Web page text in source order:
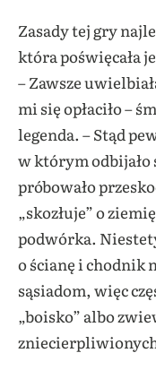
Zasady tej gry
która poświęcała
– Zawsze
mi się opłaciło –
legenda. – Stąd
w którym odbijało
próbowało
„skozłuje” o
podwórka.
o ścianę i chodnik
sąsiadom, więc
„boisko” albo